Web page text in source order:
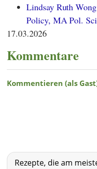
Lindsay Ruth
Policy, MA Pol.
17.03.2026
Kommentare
Rezepte, die am